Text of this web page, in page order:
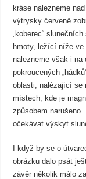
kráse nalezneme
výtrysky červeně
„koberec“
hmoty, ležící níže ve
nalezneme však i na
pokroucených
oblasti, nalézající se
místech, kde je
způsobem
očekávat výskyt
I když by se o
obrázku dalo psát
závěr několik málo